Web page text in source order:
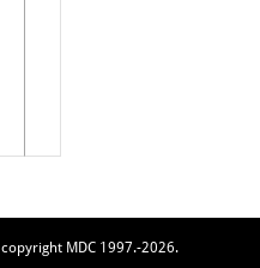
copyright MDC 1997.-2026.